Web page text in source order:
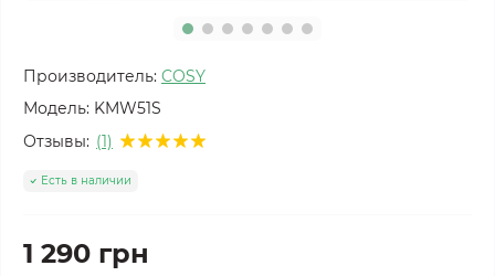
Производитель: COSY
Модель: KMW51S
Отзывы: (1)
Есть в наличии
1 290 грн